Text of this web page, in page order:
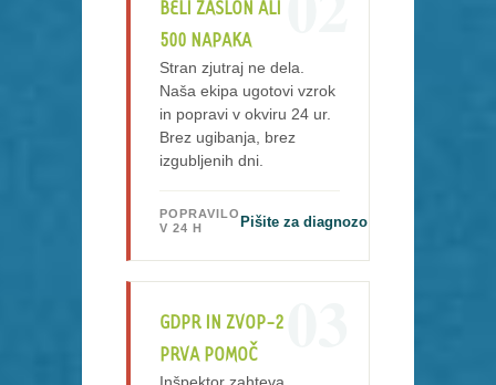
BELI ZASLON ALI
500 NAPAKA
Stran zjutraj ne dela.
Naša ekipa ugotovi vzrok
in popravi v okviru 24 ur.
Brez ugibanja, brez
izgubljenih dni.
POPRAVILO
V 24 H
Pišite za diagnozo
GDPR IN ZVOP-2
PRVA POMOČ